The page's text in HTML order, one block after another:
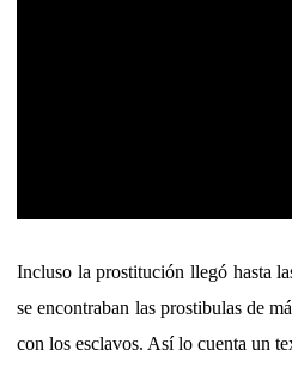
Incluso la prostitución llegó hasta
se encontraban las prostibulas de
con los esclavos. Así lo cuenta un